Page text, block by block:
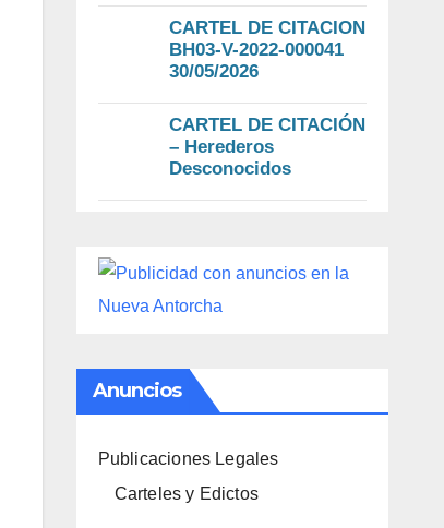
CARTEL DE CITACION
BH03-V-2022-000041
30/05/2026
CARTEL DE CITACIÓN
– Herederos
Desconocidos
Anuncios
Publicaciones Legales
Carteles y Edictos